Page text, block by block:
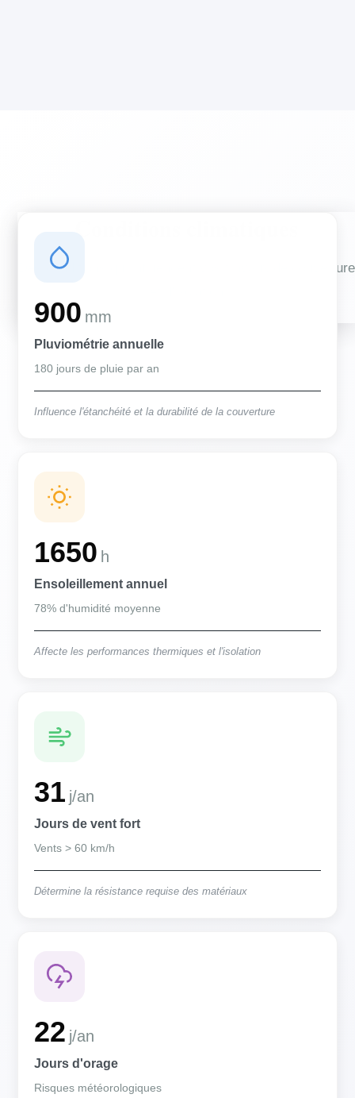
Des conditions qui influencent vos travaux de couverture
900 mm
Pluviométrie annuelle
180 jours de pluie par an
Influence l'étanchéité et la durabilité de la couverture
1650 h
Ensoleillement annuel
78% d'humidité moyenne
Affecte les performances thermiques et l'isolation
31 j/an
Jours de vent fort
Vents > 60 km/h
Détermine la résistance requise des matériaux
22 j/an
Jours d'orage
Risques météorologiques